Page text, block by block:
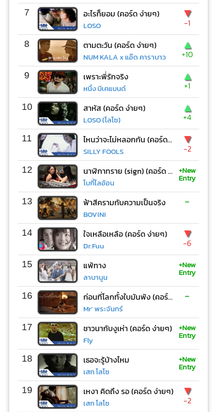
7 อะไรก็ยอม (คอร์ด ง่ายๆ)
LOSO
▼
-1
8 ตามตะวัน (คอร์ด ง่ายๆ)
NUM KALA x แอ๊ด คาราบาว
▲
+10
9 เพราะพี่รักจริง
หนึ่ง บีเคแบนด์
▲
+1
10 สาหัส (คอร์ด ง่ายๆ)
LOSO (โลโซ)
▲
+4
11 ไหนว่าจะไม่หลอกกัน (คอร์ด ง่ายๆ)
SILLY FOOLS
▼
-2
12 นาฬิกาทราย (sign) (คอร์ด ง่ายๆ)
โบกี้ไลอ้อน
+New
Entry
13 ฟ้าสีครามกับความเป็นจริง
BOVINI
-
14 ใจเหลือเหลือ (คอร์ด ง่ายๆ)
Dr.Fuu
▼
-6
15 แพ้ทาง
ลาบานูน
+New
Entry
16 ก่อนที่โลกทั้งใบมันพัง (คอร์ด ง่ายๆ)
Mr’ พระจันทร์
-
17 ชาวนากับงูเห่า (คอร์ด ง่ายๆ)
Fly
+New
Entry
18 เธอจะรู้บ้างไหม
เสก โลโซ
+New
Entry
19 เหงา คิดถึง รอ (คอร์ด ง่ายๆ)
เสก โลโซ
▼
-2